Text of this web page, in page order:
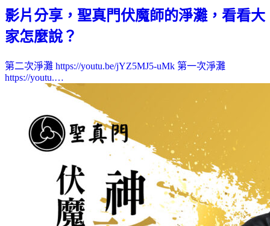
影片分享，聖真門伏魔師的淨灘，看看大
家怎麼說？
第二次淨灘 https://youtu.be/jYZ5MJ5-uMk 第一次淨灘
https://youtu.…